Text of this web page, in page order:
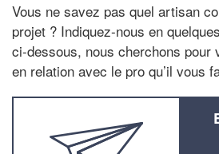
Vous ne savez pas quel artisan
projet ? Indiquez-nous en
ci-dessous, nous cherchons pour
en relation avec le pro qu’il vous